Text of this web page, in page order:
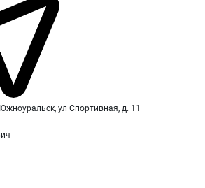
ул Спортивная, д. 11